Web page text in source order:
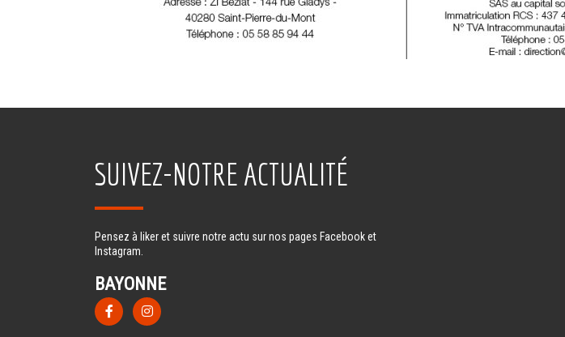
SUIVEZ-NOTRE ACTUALITÉ
Pensez à liker et suivre notre actu sur nos pages Facebook et
Instagram.
BAYONNE